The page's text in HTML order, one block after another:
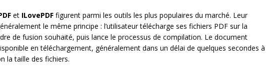
et ILovePDF figurent parmi les outils les plus populaires du marché. Leur
le même principe : l’utilisateur télécharge ses fichiers PDF sur la
de fusion souhaité, puis lance le processus de compilation. Le document
en téléchargement, généralement dans un délai de quelques secondes à
la taille des fichiers.